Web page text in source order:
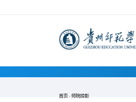
首页 - 师院掠影